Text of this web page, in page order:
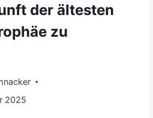
der ältesten
zu
2025